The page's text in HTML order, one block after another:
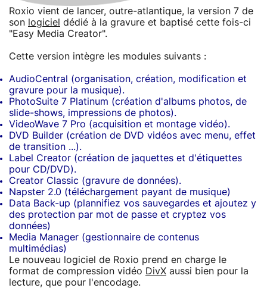
Roxio vient de lancer, outre-atlantique, la version 7 de
son logiciel dédié à la gravure et baptisé cette fois-ci
"Easy Media Creator".
Cette version intègre les modules suivants :
AudioCentral (organisation, création, modification et
gravure pour la musique).
PhotoSuite 7 Platinum (création d'albums photos, de
slide-shows, impressions de photos).
VideoWave 7 Pro (acquisition et montage vidéo).
DVD Builder (création de DVD vidéos avec menu, effet
de transition ...).
Label Creator (création de jaquettes et d'étiquettes
pour CD/DVD).
Creator Classic (gravure de données).
Napster 2.0 (téléchargement payant de musique)
Data Back-up (plannifiez vos sauvegardes et ajoutez y
des protection par mot de passe et cryptez vos
données)
Media Manager (gestionnaire de contenus
multimédias)
Le nouveau logiciel de Roxio prend en charge le
format de compression vidéo DivX aussi bien pour la
lecture, que pour l'encodage.